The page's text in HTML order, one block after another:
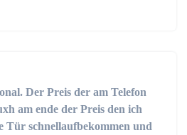
Der Preis der am Telefon
am ende der Preis den ich
Tür schnellaufbekommen und